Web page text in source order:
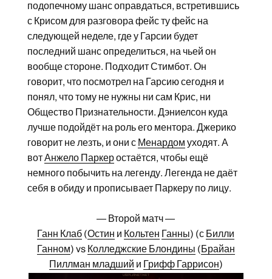
подопечному шанс оправдаться, встретившись
с Крисом для разговора фейс ту фейс на
следующей неделе, где у Гарсии будет
последний шанс определиться, на чьей он
вообще стороне. Подходит Стимбот. Он
говорит, что посмотрел на Гарсию сегодня и
понял, что тому не нужны ни сам Крис, ни
Общество Признательности. Дэниелсон куда
лучше подойдёт на роль его ментора. Джерико
говорит не лезть, и они с Менардом уходят. А
вотАнжело Паркеростаётся, чтобы ещё
немного побычить на легенду. Легенда не даёт
себя в обиду и прописывает Паркеру по лицу.
— Второй матч —
Ганн Клаб (Остин и Кольтен Ганны) (с Билли
Ганном) vs Колледжские Блондины (Брайан
Пиллман младший и Грифф Гаррисон)